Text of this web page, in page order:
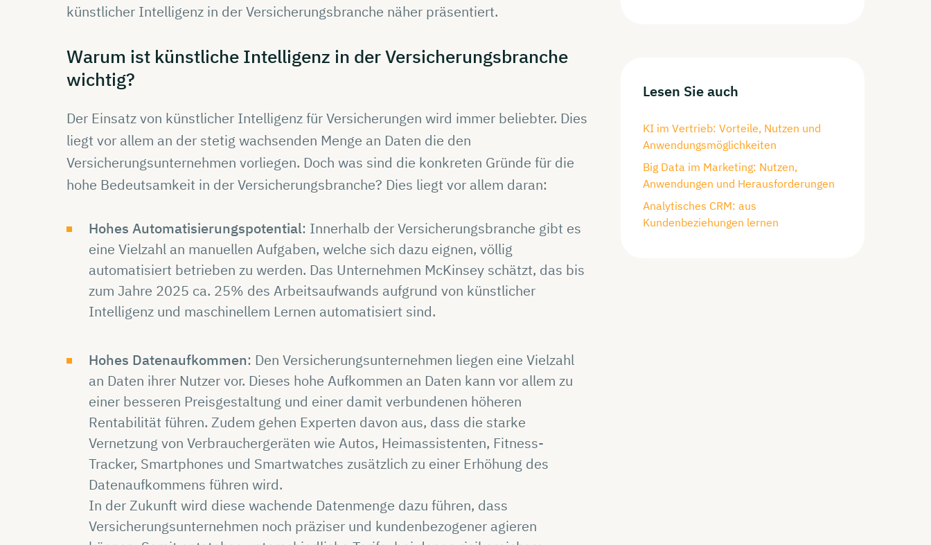
künstlicher Intelligenz in der Versicherungsbranche näher präsentiert.
Warum ist künstliche Intelligenz in derVersicherungsbranche
wichtig?
Der Einsatz von künstlicher Intelligenz für Versicherungen wird immer beliebter. Dies
liegt vor allem an der stetig wachsenden Menge an Daten die den
Versicherungsunternehmen vorliegen. Doch was sind die konkreten Gründe für die
hohe Bedeutsamkeit in der Versicherungsbranche? Dies liegt vor allem daran:
Hohes Automatisierungspotential: Innerhalb der Versicherungsbranche gibt es
eine Vielzahl an manuellen Aufgaben, welche sich dazu eignen, völlig
automatisiert betrieben zu werden. Das Unternehmen McKinsey schätzt, das bis
zum Jahre 2025 ca. 25% des Arbeitsaufwands aufgrund von künstlicher
Intelligenz und maschinellem Lernen automatisiert sind.
Hohes Datenaufkommen: Den Versicherungsunternehmen liegen eine Vielzahl
an Daten ihrer Nutzer vor. Dieses hohe Aufkommen an Daten kann vor allem zu
einer besseren Preisgestaltung und einer damit verbundenen höheren
Rentabilität führen. Zudem gehen Experten davon aus, dass die starke
Vernetzung von Verbrauchergeräten wie Autos, Heimassistenten, Fitness-
Tracker, Smartphones und Smartwatches zusätzlich zu einer Erhöhung des
Datenaufkommens führen wird.
In der Zukunft wird diese wachende Datenmenge dazu führen, dass
Versicherungsunternehmen noch präziser und kundenbezogener agieren
Lesen Sie auch
KI im Vertrieb: Vorteile, Nutzen und
Anwendungsmöglichkeiten
Big Data im Marketing: Nutzen,
Anwendungen und Herausforderungen
Analytisches CRM: aus
Kundenbeziehungen lernen